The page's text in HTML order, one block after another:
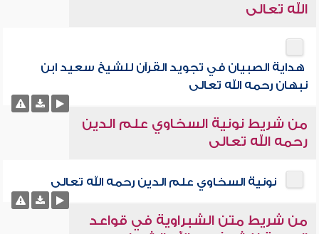
الله تعالى
هداية الصبيان في تجويد القرآن للشيخ سعيد ابن
نبهان رحمه الله تعالى
من شريط نونية السخاوي علم الدين
رحمه الله تعالى
نونية السخاوي علم الدين رحمه الله تعالى
من شريط متن الشبراوية في قواعد